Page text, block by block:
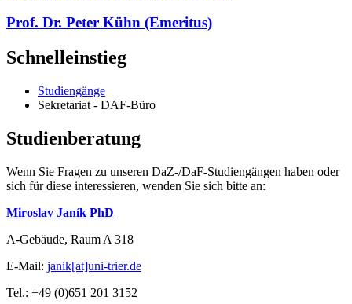
Prof. Dr. Peter Kühn (Emeritus)
Schnelleinstieg
Studiengänge
Sekretariat - DAF-Büro
Studienberatung
Wenn Sie Fragen zu unseren DaZ-/DaF-Studiengängen haben oder
sich für diese interessieren, wenden Sie sich bitte an:
Miroslav Janík PhD
A-Gebäude, Raum A 318
E-Mail: janik[at]uni-trier.de
Tel.: +49 (0)651 201 3152